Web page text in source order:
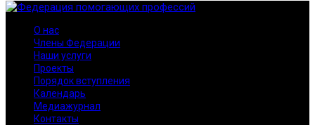
О нас
Члены Федерации
Наши услуги
Проекты
Порядок вступления
Календарь
Медиажурнал
Контакты